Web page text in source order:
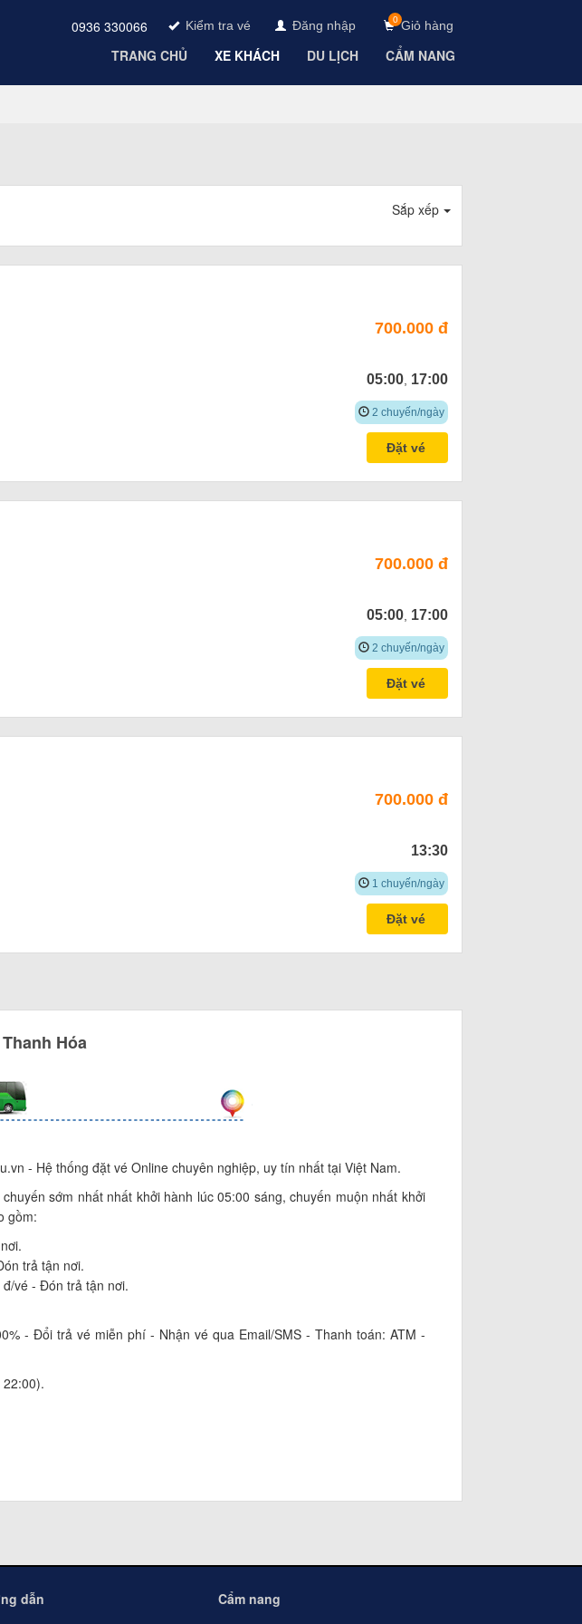
Kiểm tra vé Đăng nhập Giỏ hàng
0
0936 330066
TRANG CHỦ
XE KHÁCH DU LỊCH CẨM NANG
Sắp xếp
700.000 đ
05:00 17:00
2 chuyến/ngày
Đặt vé
700.000 đ
05:00 17:00
2 chuyến/ngày
Đặt vé
700.000 đ
13:30
1 chuyến/ngày
Đặt vé
Thanh Hóa
- Hệ thống đặt vé Online chuyên nghiệp, uy tín nhất tại Việt Nam.
sớm nhất nhất khởi hành lúc 05:00 sáng, chuyến muộn nhất khởi
gồm:
trả tận nơi.
vé - Đón trả tận nơi.
- Đổi trả vé miễn phí - Nhận vé qua Email/SMS - Thanh toán: ATM -
dẫn
Cẩm nang